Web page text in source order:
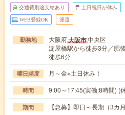
交通費別途支給あり 土日祝日が休み
WEB登録OK 派遣
勤務地 大阪府大阪市中央区
淀屋橋駅から徒歩3分／肥
徒歩6分
曜日頻度 月～金※土日休み！
時間 9:00～17:45(実働:8時間) (
期間 【急募】即日～長期（3